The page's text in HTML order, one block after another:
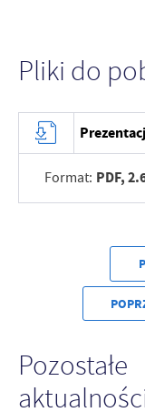
Pliki do
Format: PDF,
Pozostałe